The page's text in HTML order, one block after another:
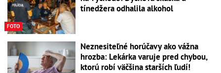
FOTO
tínedžera odhalila alkohol
Neznesiteľné horúčavy ako vážna
hrozba: Lekárka varuje pred chybou,
ktorú robí väčšina starších ľudí!